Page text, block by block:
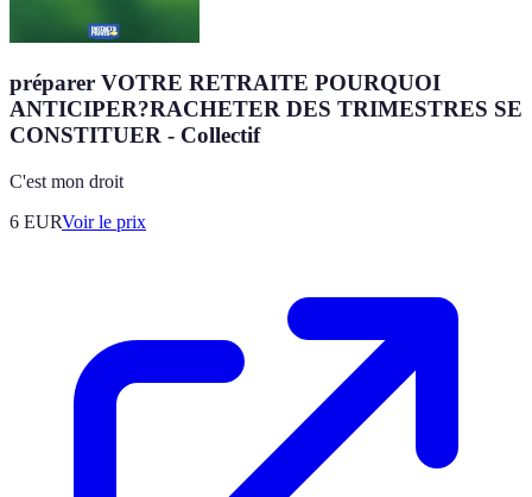
préparer VOTRE RETRAITE POURQUOI
ANTICIPER?RACHETER DES TRIMESTRES SE
CONSTITUER - Collectif
C'est mon droit
6 EURVoir le prix